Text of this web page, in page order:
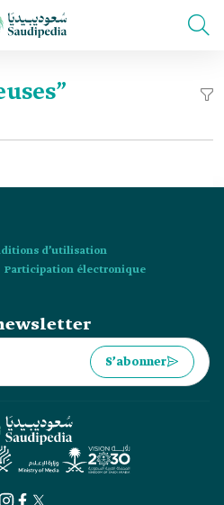
d’utilisation
Participation électronique
S’abonner